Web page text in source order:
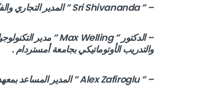
– ” Sri Shivananda ” المدير التجاري والفنّي بشركة ” PayPal ” .
والتدريب الأوتوماتيكي بجامعة أمستردام .
– ” Alex Zafiroglu ” المدير المساعد بمعهد “3A” بجامعة أستراليا.